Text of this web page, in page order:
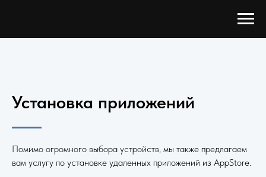
Установка приложений
Помимо огромного выбора устройств, мы также предлагаем
вам услугу по установке удаленных приложений из AppStore.